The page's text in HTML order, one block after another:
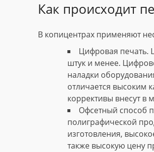
Как происходит
В копицентрах применяют
Цифровая печать.
штук и менее.
наладки
отличается высоким
коррективы внесут в
Офсетный способ
полиграфической
изготовления,
также высокую цену